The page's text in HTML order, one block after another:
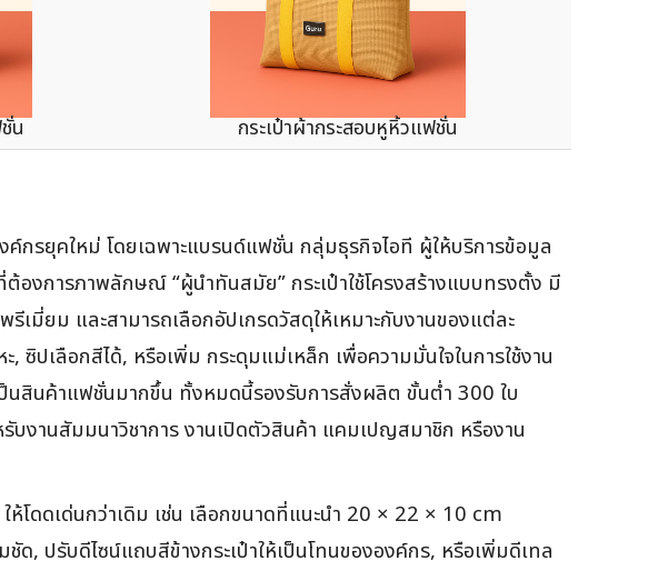
น กระเป๋าผ้ากระสอบหูหิ้วแฟชั่น
ค์กรยุคใหม่ โดยเฉพาะแบรนด์แฟชั่น กลุ่มธุรกิจไอที ผู้ให้บริการข้อมูล
งการภาพลักษณ์ “ผู้นำทันสมัย” กระเป๋าใช้โครงสร้างแบบทรงตั้ง มี
ยม และสามารถเลือกอัปเกรดวัสดุให้เหมาะกับงานของแต่ละ
ซิปเลือกสีได้, หรือเพิ่ม กระดุมแม่เหล็ก เพื่อความมั่นใจในการใช้งาน
นสินค้าแฟชั่นมากขึ้น ทั้งหมดนี้รองรับการสั่งผลิต ขั้นต่ำ 300 ใบ
งานสัมมนาวิชาการ งานเปิดตัวสินค้า แคมเปญสมาชิก หรืองาน
ห้โดดเด่นกว่าเดิม เช่น เลือกขนาดที่แนะนำ 20 × 22 × 10 cm
, ปรับดีไซน์แถบสีข้างกระเป๋าให้เป็นโทนขององค์กร, หรือเพิ่มดีเทล